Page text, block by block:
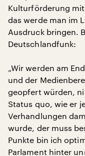
Kulturförderung
das werde man im
Ausdruck bringen.
Deutschlandfunk:
„Wir werden am
und der
geopfert würden,
Status quo, wie er
Verhandlungen
wurde, der muss
Punkte bin ich
Parlament hinter